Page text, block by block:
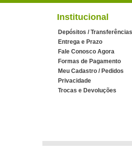
Institucional
Depósitos / Transferências
Entrega e Prazo
Fale Conosco Agora
Formas de Pagamento
Meu Cadastro / Pedidos
Privacidade
Trocas e Devoluções